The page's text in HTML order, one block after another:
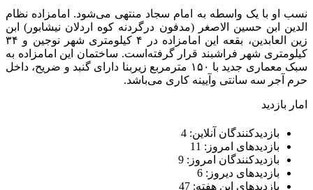
نسب او با یک واسطه به امام سجاد منتهی می‌شود. امامزاده نظام
الدین ابن حسین الاصغر (مدفون درگردنه کوه اردلان نیشابور) ابن
زین العابدین، بقعه این امامزاده در ۴ کیلومتری شهر نوجین و ۳۴
کیلومتری شهر فراشبند قرار گرفته‌است. ساختمان این امامزاده به
سبک معماری جدید با ۱۵۰ مترمربع زیربنا دارای گنبد و ضریح، داخل
حرم آجر سه سانتی وآیینه کاری می‌باشد.
امار بازدید
بازدیدکنندگان آنلاین: 4
بازدیدهای امروز: 11
بازدیدکنندگان امروز: 9
بازدیدهای دیروز: 6
بازدیدهای این هفته: 47